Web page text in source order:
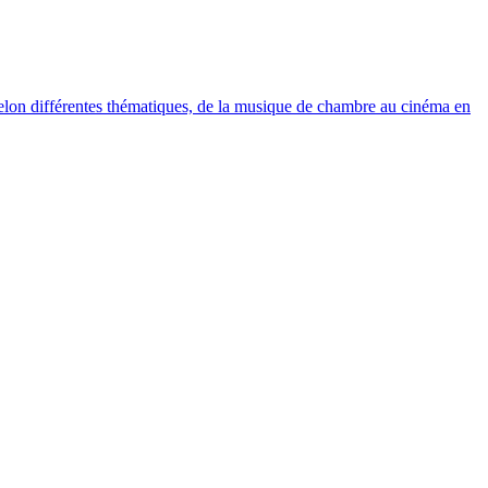
différentes thématiques, de la musique de chambre au cinéma en